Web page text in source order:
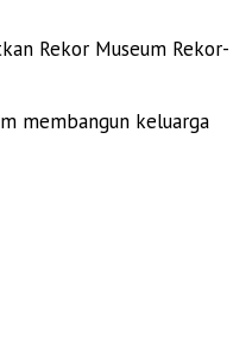
Rekor Museum Rekor-
membangun keluarga